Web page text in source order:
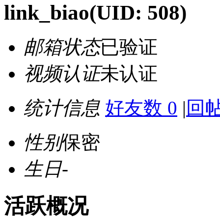
link_biao(UID: 508)
邮箱状态已验证
视频认证未认证
统计信息 好友数 0 | 回
性别保密
生日-
活跃概况